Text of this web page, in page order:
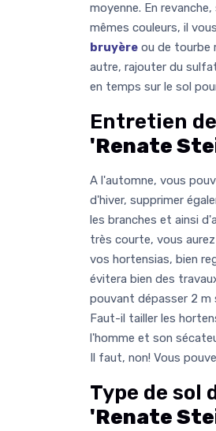
moyenne. En
mêmes couleurs, il
bruyère ou de tourbe
autre, rajouter du
en temps sur le sol
Entretien de
'Renate
A l'automne, vous
d'hiver, supprimer
les branches et ainsi
très courte, vous
vos hortensias, bien
évitera bien des
pouvant dépasser 2 m
Faut-il tailler les
l'homme et son
Il faut, non! Vous
Type de sol
'Renate